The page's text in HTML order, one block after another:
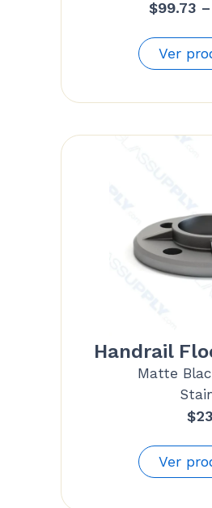
$99.73 –
Ver
Handrail
Matte
$
Ver